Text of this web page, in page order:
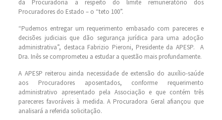
da Procuradoria a respeito do limite remuneratório dos
Procuradores do Estado – o “teto 100”.
“Pudemos entregar um requerimento embasado com pareceres e
decisões judiciais que dão segurança jurídica para uma adoção
administrativa”, destaca Fabrizio Pieroni, Presidente da APESP. A
Dra. Inês se comprometeu a estudar a questão mais profundamente.
A APESP reiterou ainda necessidade de extensão do auxílio-saúde
aos Procuradores aposentados, conforme requerimento
administrativo apresentado pela Associação e que contém três
pareceres favoráveis à medida. A Procuradora Geral afiançou que
analisará a referida solicitação.